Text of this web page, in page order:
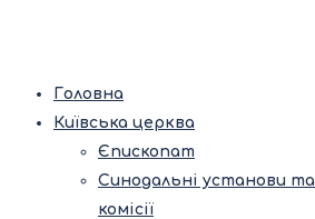
Головна
Київська церква
Єпископат
Синодальні установи та
комісії